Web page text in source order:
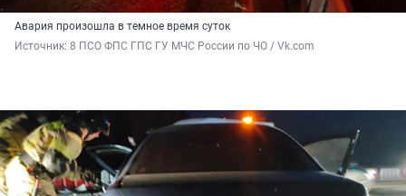
Авария произошла в темное время суток
Источник: 8 ПСО ФПС ГПС ГУ МЧС России по ЧО / Vk.com